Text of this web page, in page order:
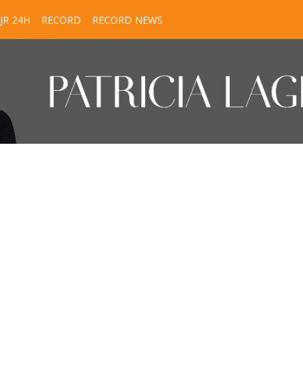
JR 24H RECORD RECORD NEWS